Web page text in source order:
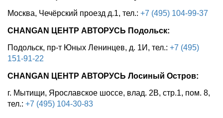
Москва, Чечёрский проезд д.1, тел.: +7 (495) 104-99-37
CHANGAN ЦЕНТР АВТОРУСЬ Подольск:
Подольск, пр-т Юных Ленинцев, д. 1И, тел.: +7 (495)
151-91-22
CHANGAN ЦЕНТР АВТОРУСЬ Лосиный Остров:
г. Мытищи, Ярославское шоссе, влад. 2В, стр.1, пом. 8,
тел.: +7 (495) 104-30-83